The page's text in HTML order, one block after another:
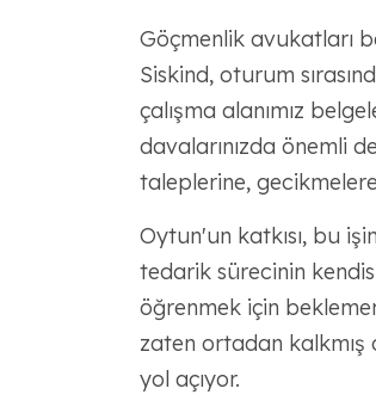
Göçmenlik avukatları
Siskind, oturum
çalışma alanımız
davalarınızda önemli
taleplerine,
Oytun'un katkısı, bu
tedarik sürecinin
öğrenmek için
zaten ortadan
yol açıyor.